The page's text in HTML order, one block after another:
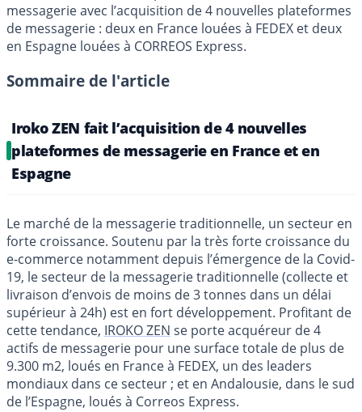
messagerie avec l’acquisition de 4 nouvelles plateformes
de messagerie : deux en France louées à FEDEX et deux
en Espagne louées à CORREOS Express.
Sommaire de l'article
Iroko ZEN fait l’acquisition de 4 nouvelles
plateformes de messagerie en France et en
Espagne
Le marché de la messagerie traditionnelle, un secteur en
forte croissance. Soutenu par la très forte croissance du
e-commerce notamment depuis l’émergence de la Covid-
19, le secteur de la messagerie traditionnelle (collecte et
livraison d’envois de moins de 3 tonnes dans un délai
supérieur à 24h) est en fort développement. Profitant de
cette tendance, IROKO ZEN se porte acquéreur de 4
actifs de messagerie pour une surface totale de plus de
9.300 m2, loués en France à FEDEX, un des leaders
mondiaux dans ce secteur ; et en Andalousie, dans le sud
de l’Espagne, loués à Correos Express.